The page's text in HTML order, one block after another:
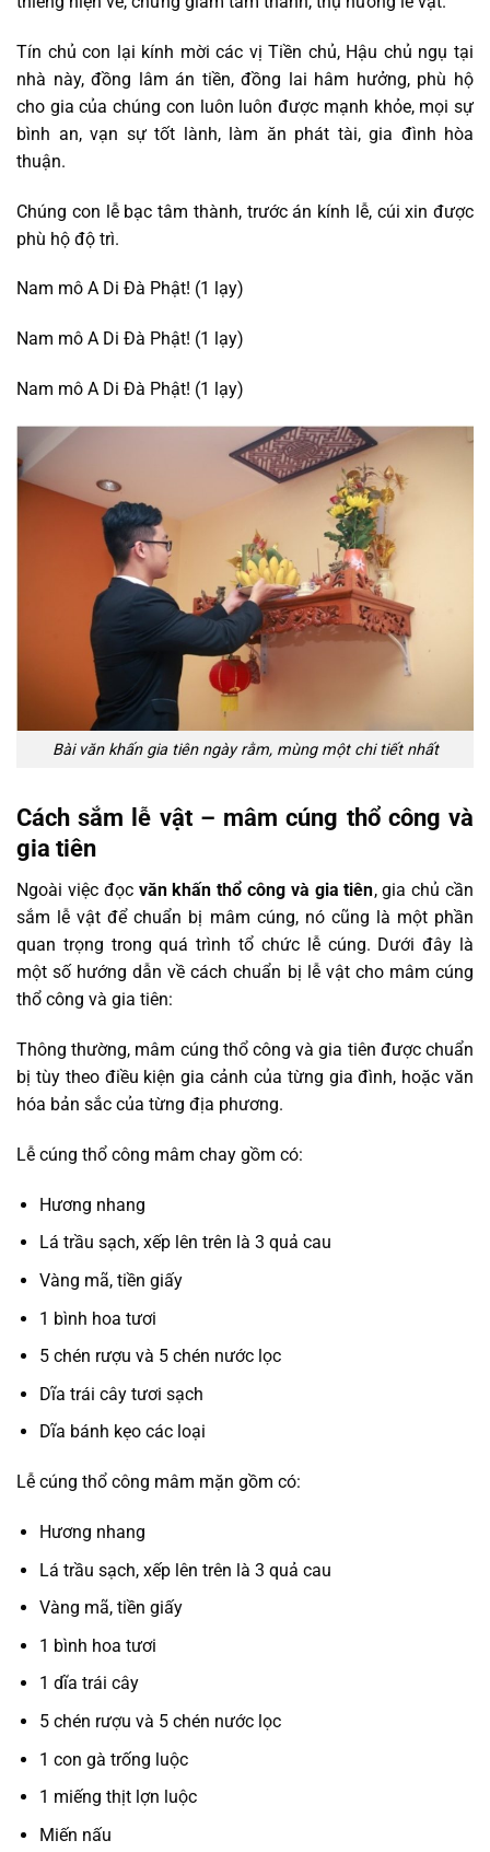
Tín chủ con lại kính mời các vị Tiền chủ, Hậu chủ ngụ tại
nhà này, đồng lâm án tiền, đồng lai hâm hưởng, phù hộ
cho gia của chúng con luôn luôn được mạnh khỏe, mọi sự
bình an, vạn sự tốt lành, làm ăn phát tài, gia đình hòa
thuận.
Chúng con lễ bạc tâm thành, trước án kính lễ, cúi xin được
phù hộ độ trì.
Nam mô A Di Đà Phật! (1 lạy)
Nam mô A Di Đà Phật! (1 lạy)
Nam mô A Di Đà Phật! (1 lạy)
Bài văn khấn gia tiên ngày rằm, mùng một chi tiết nhất
Cách sắm lễ vật – mâm cúng thổ công và
gia tiên
Ngoài việc đọc văn khấn thổ công và gia tiên, gia chủ cần
sắm lễ vật để chuẩn bị mâm cúng, nó cũng là một phần
quan trọng trong quá trình tổ chức lễ cúng. Dưới đây là
một số hướng dẫn về cách chuẩn bị lễ vật cho mâm cúng
thổ công và gia tiên:
Thông thường, mâm cúng thổ công và gia tiên được chuẩn
bị tùy theo điều kiện gia cảnh của từng gia đình, hoặc văn
hóa bản sắc của từng địa phương.
Lễ cúng thổ công mâm chay gồm có:
Hương nhang
Lá trầu sạch, xếp lên trên là 3 quả cau
Vàng mã, tiền giấy
1 bình hoa tươi
5 chén rượu và 5 chén nước lọc
Dĩa trái cây tươi sạch
Dĩa bánh kẹo các loại
Lễ cúng thổ công mâm mặn gồm có:
Hương nhang
Lá trầu sạch, xếp lên trên là 3 quả cau
Vàng mã, tiền giấy
1 bình hoa tươi
1 dĩa trái cây
5 chén rượu và 5 chén nước lọc
1 con gà trống luộc
1 miếng thịt lợn luộc
Miến nấu